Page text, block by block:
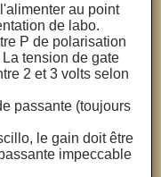
au point
de labo.
P de polarisation
tension de gate
2 et 3 volts selon
passante (toujours
le gain doit être
impeccable